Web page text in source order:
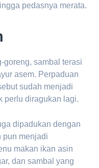
pedasnya merata.
goreng, sambal terasi
asem. Perpaduan
sudah menjadi
perlu diragukan lagi.
dipadukan dengan
pun menjadi
makan ikan asin
dan sambal yang